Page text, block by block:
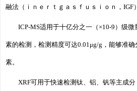
融法（ｉｎｅｒｔｇａｓｆｕｓｉｏｎ，IGF
ICP-MS适用于十亿分之一（×10-9）级
素的检测，检测精度可达0.01μg/g，能够准
素。
XRF可用于快速检测钛、铝、钒等主成